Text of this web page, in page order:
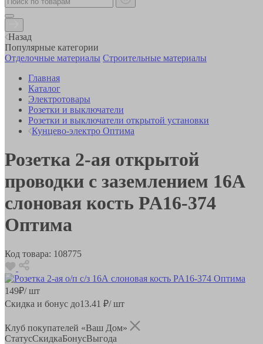
Назад
Популярные категории
Отделочные материалы Строительные материалы
Главная
Каталог
Электротовары
Розетки и выключатели
Розетки и выключатели открытой установки
Кунцево-электро Оптима
Розетка 2-ая открытой
проводки с заземлением 16А
слоновая кость PA16-374
Оптима
Код товара: 108775
149₽/ шт
Скидка и бонус до13.41 ₽/ шт
Клуб покупателей «Ваш Дом»
СтатусСкидкаБонусВыгода